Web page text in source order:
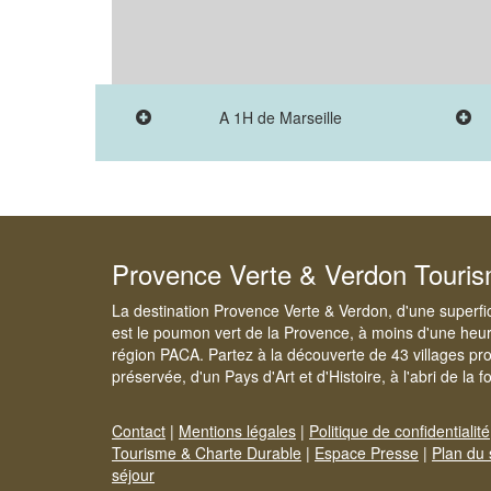
A 1H de Marseille
Provence Verte & Verdon
La destination Provence Verte & Verdon, d'une
est le poumon vert de la Provence, à moins d'une
région PACA. Partez à la découverte de 43 villages
préservée, d'un Pays d'Art et d'Histoire, à l'abri de la
Contact | Mentions légales | Politique de confidentialité
Tourisme & Charte Durable | Espace Presse | Plan du
séjour